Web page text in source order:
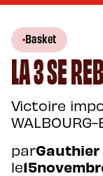
Basket
LA 3 SE
Victoire
WALBOURG-
parGauthier
le15